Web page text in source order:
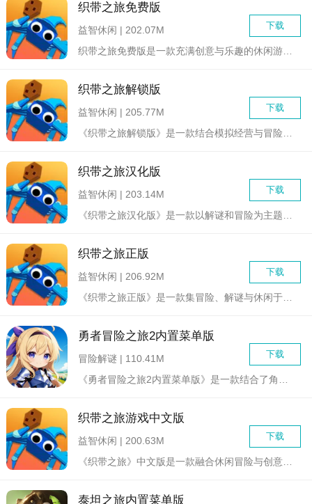
织带之旅免费版
下载
益智休闲 | 202.07M
织带之旅解锁版
下载
益智休闲 | 205.77M
织带之旅汉化版
下载
益智休闲 | 203.14M
织带之旅正版
下载
益智休闲 | 206.92M
勇者冒险之旅2内置菜单版
下载
冒险解谜 | 110.41M
织带之旅游戏中文版
下载
益智休闲 | 200.63M
泰坦之旅内置菜单版